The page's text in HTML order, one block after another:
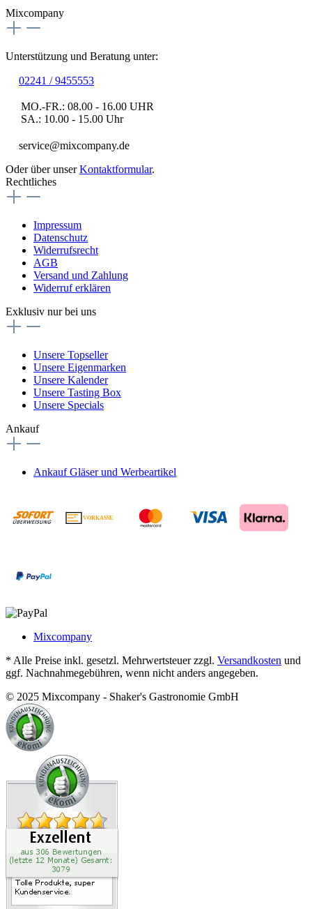
Mixcompany
Unterstützung und Beratung unter:
02241 / 9455553
MO.-FR.: 08.00 - 16.00 UHR
SA.: 10.00 - 15.00 Uhr
service@mixcompany.de
Oder über unserKontaktformular.
Rechtliches
Impressum
Datenschutz
Widerrufsrecht
AGB
Versand und Zahlung
Widerruf erklären
Exklusiv nur bei uns
Unsere Topseller
Unsere Eigenmarken
Unsere Kalender
Unsere Tasting Box
Unsere Specials
Ankauf
Ankauf Gläser und Werbeartikel
VORKASSE
Mixcompany
* Alle Preise inkl. gesetzl. Mehrwertsteuer zzgl. Versandkosten und
ggf. Nachnahmegebühren, wenn nicht anders angegeben.
© 2025 Mixcompany - Shaker's Gastronomie GmbH